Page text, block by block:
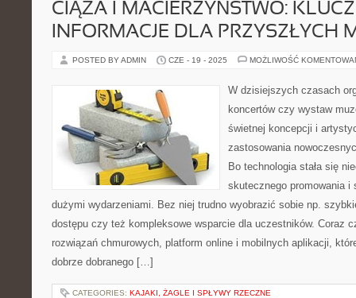
CIĄŻA I MACIERZYŃSTWO:
INFORMACJE DLA PRZYSZŁYCH
POSTED BY ADMIN CZE - 19 - 2025 MOŻLIWOŚĆ
W dzisiejszych czasach
koncertów czy wystaw
świetnej koncepcji i
zastosowania
Bo technologia stała się
skutecznego promowania i
dużymi wydarzeniami. Bez niej trudno wyobrazić sobie np.
dostępu czy też kompleksowe wsparcie dla uczestników. Coraz
rozwiązań chmurowych, platform online i mobilnych aplikacji,
dobrze dobranego […]
CATEGORIES: KAJAKI, ŻAGLE I SPŁYWY RZECZNE